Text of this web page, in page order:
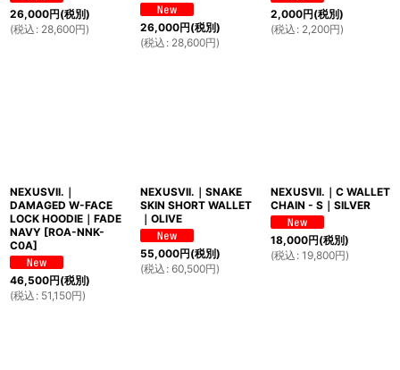
26,000円(税別)
(税込 : 28,600円) 26,000円(税別)
(税込 : 28,600円)
2,000円(税別)
(税込 : 2,200円)
NEXUSVII.｜
DAMAGED W-FACE
LOCK HOODIE｜FADE
NAVY [ROA-NNK-
C0A]
46,500円(税別)
(税込 : 51,150円)
NEXUSVII.｜SNAKE
SKIN SHORT WALLET
｜OLIVE
55,000円(税別)
(税込 : 60,500円)
NEXUSVII.｜C WALLET
CHAIN - S｜SILVER
18,000円(税別)
(税込 : 19,800円)